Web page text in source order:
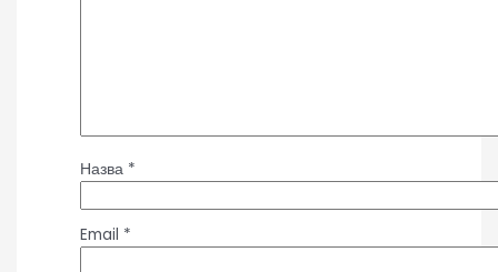
Назва *
Email *